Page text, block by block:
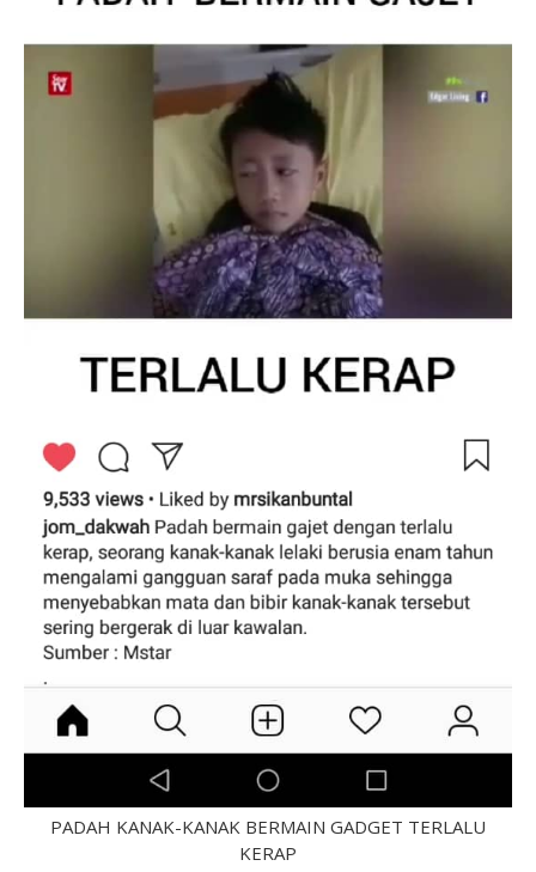
PADAH KANAK-KANAK BERMAIN GADGET TERLALU
KERAP